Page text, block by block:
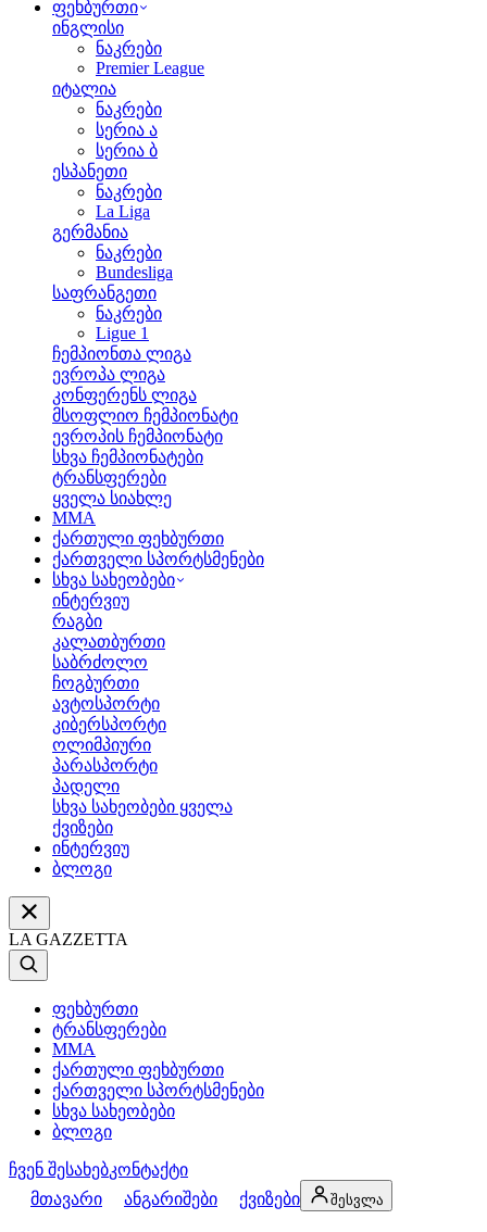
ფეხბურთი
ინგლისი
ნაკრები
Premier League
იტალია
ნაკრები
სერია ა
სერია ბ
ესპანეთი
ნაკრები
La Liga
გერმანია
ნაკრები
Bundesliga
საფრანგეთი
ნაკრები
Ligue 1
ჩემპიონთა ლიგა
ევროპა ლიგა
კონფერენს ლიგა
მსოფლიო ჩემპიონატი
ევროპის ჩემპიონატი
სხვა ჩემპიონატები
ტრანსფერები
ყველა სიახლე
MMA
ქართული ფეხბურთი
ქართველი სპორტსმენები
სხვა სახეობები
ინტერვიუ
რაგბი
კალათბურთი
საბრძოლო
ჩოგბურთი
ავტოსპორტი
კიბერსპორტი
ოლიმპიური
პარასპორტი
პადელი
სხვა სახეობები ყველა
ქვიზები
ინტერვიუ
ბლოგი
LA GAZZETTA
ფეხბურთი
ტრანსფერები
MMA
ქართული ფეხბურთი
ქართველი სპორტსმენები
სხვა სახეობები
ბლოგი
ჩვენ შესახებკონტაქტი
მთავარი
ანგარიშები ქვიზები შესვლა